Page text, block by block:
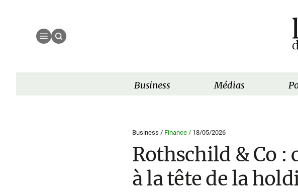
Business Médias
Business / Finance / 18/05/2026
Rothschild & Co :
à la tête de la